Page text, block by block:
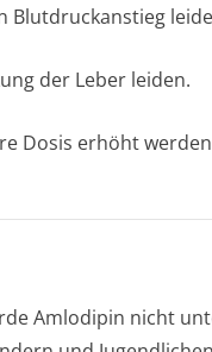
Blutdruckanstieg
der Leber leiden.
Dosis erhöht
Amlodipin nicht